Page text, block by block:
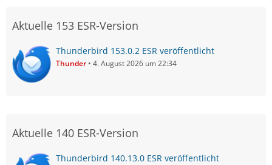
Aktuelle 153 ESR-Version
Thunderbird 153.0.2 ESR veröffentlicht
Thunder 4. August 2026 um 22:34
Aktuelle 140 ESR-Version
Thunderbird 140.13.0 ESR veröffentlicht